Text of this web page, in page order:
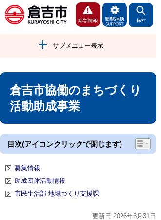
サブメニュー表示
倉吉市協働のまちづくり
活動助成事業
目次(アイコンクリックで閉じます)
募集情報
助成団体活動情報
市民生活部 地域づくり支援課
更新日:2026年3月31日